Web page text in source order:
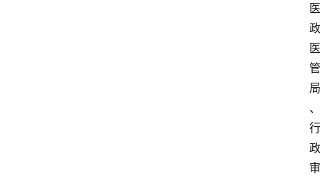
医
政
医
管
局
、
行
政
审